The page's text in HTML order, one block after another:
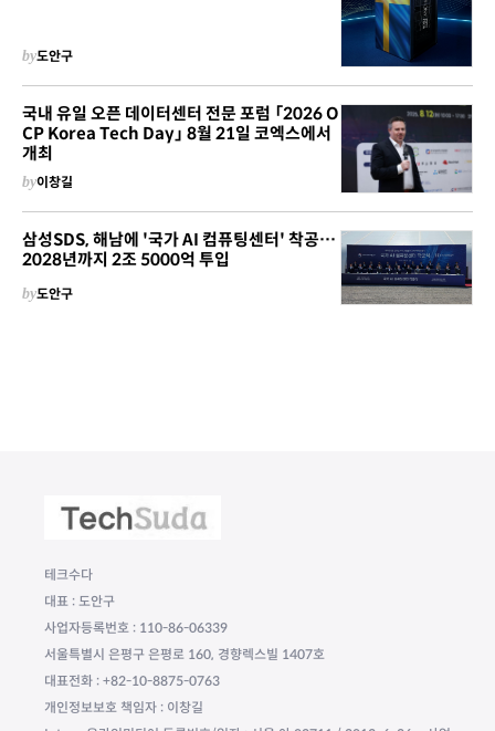
by도안구
국내 유일 오픈 데이터센터 전문 포럼 「2026 O
CP Korea Tech Day」 8월 21일 코엑스에서
개최
by이창길
삼성SDS, 해남에 '국가 AI 컴퓨팅센터' 착공…
2028년까지 2조 5000억 투입
by도안구
테크수다
대표 : 도안구
사업자등록번호 : 110-86-06339
서울특별시 은평구 은평로 160, 경향렉스빌 1407호
대표전화 : +82-10-8875-0763
개인정보보호 책임자 : 이창길